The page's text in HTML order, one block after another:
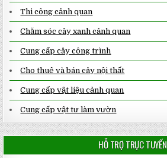
Thi công cảnh quan
Chăm sóc cây xanh cảnh quan
Cung cấp cây công trình
Cho thuê và bán cây nội thất
Cung cấp vật liệu cảnh quan
Cung cấp vật tư làm vườn
HỖ TRỢ TRỰC TUYẾN